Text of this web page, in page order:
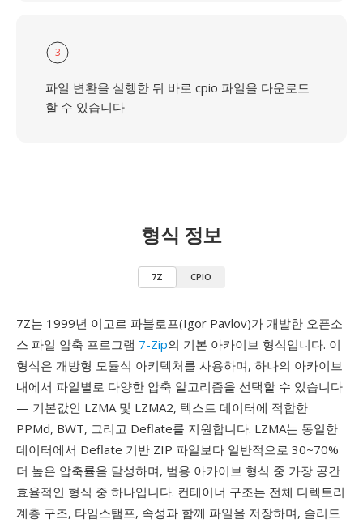
3
파일 변환을 실행한 뒤 바로 cpio 파일을 다운로드
할 수 있습니다
형식 정보
7Z CPIO
7Z는 1999년 이고르 파블로프(Igor Pavlov)가 개발한 오픈소
스 파일 압축 프로그램 7-Zip의 기본 아카이브 형식입니다. 이
형식은 개방형 모듈식 아키텍처를 사용하며, 하나의 아카이브
내에서 파일별로 다양한 압축 알고리즘을 선택할 수 있습니다
— 기본값인 LZMA 및 LZMA2, 텍스트 데이터에 적합한
PPMd, BWT, 그리고 Deflate를 지원합니다. LZMA는 동일한
데이터에서 Deflate 기반 ZIP 파일보다 일반적으로 30~70%
더 높은 압축률을 달성하며, 범용 아카이브 형식 중 가장 공간
효율적인 형식 중 하나입니다. 컨테이너 구조는 전체 디렉토리
계층 구조, 타임스탬프, 속성과 함께 파일을 저장하며, 솔리드